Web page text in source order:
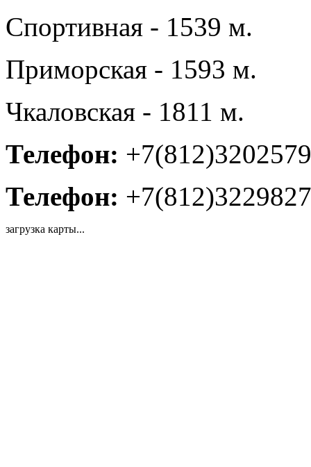
Спортивная - 1539 м.
Приморская - 1593 м.
Чкаловская - 1811 м.
Телефон: +7(812)3202579
Телефон: +7(812)3229827
загрузка карты...